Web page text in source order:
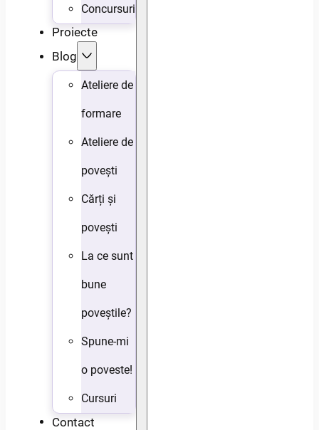
Concursuri
Proiecte
Blog
Ateliere de
formare
Ateliere de
povești
Cărți și
povești
La ce sunt
bune
poveștile?
Spune-mi
o poveste!
Cursuri
Contact